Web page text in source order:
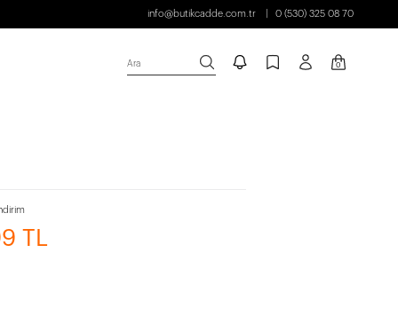
info@butikcadde.com.tr 0 (530) 325 08 70
Ara 0
TL